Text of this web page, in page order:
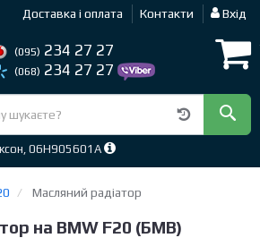
Доставка і оплата Контакти Вхід
(095) 234 27 27
(068) 234 27 27
06H905601A
Масляний радіатор
на BMW F20 (БМВ)